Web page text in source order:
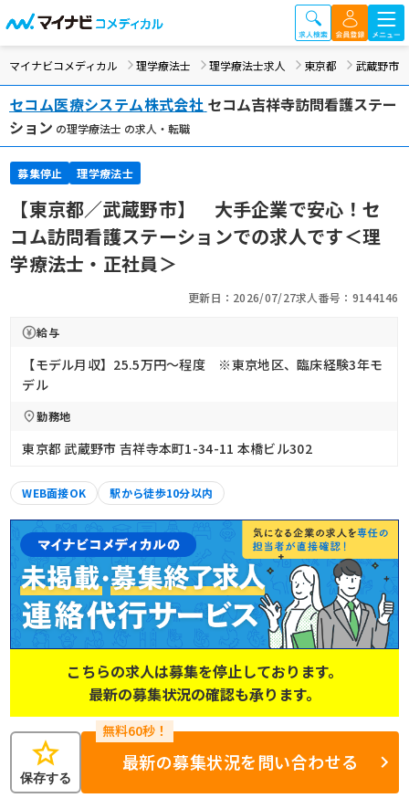
マイナビコメディカル 理学療法士 理学療法士求人 東京都 武蔵野市
セコム医療システム株式会社 セコム吉祥寺訪問看護ステー
ション の理学療法士 の求人・転職
募集停止 理学療法士
【東京都／武蔵野市】 大手企業で安心！セ
コム訪問看護ステーションでの求人です＜理
学療法士・正社員＞
更新日：2026/07/27求人番号：9144146
給与
【モデル月収】25.5万円〜程度 ※東京地区、臨床経験3年モ
デル
勤務地
東京都 武蔵野市 吉祥寺本町1-34-11 本橋ビル302
WEB面接OK 駅から徒歩10分以内
こちらの求人は募集を停止しております。
最新の募集状況の確認も承ります。
star
保存する
最新の募集状況を問い合わせる